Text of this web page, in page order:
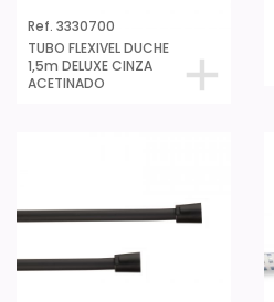
Ref. 3330700
TUBO FLEXIVEL DUCHE
1,5m DELUXE CINZA
ACETINADO